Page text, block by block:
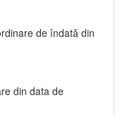
de îndată din
din data de